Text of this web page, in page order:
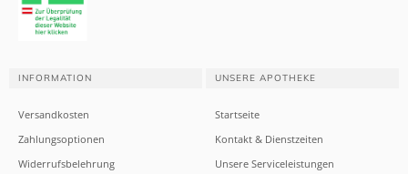
INFORMATION
Versandkosten
Zahlungsoptionen
Widerrufsbelehrung
UNSERE APOTHEKE
Startseite
Kontakt & Dienstzeiten
Unsere Serviceleistungen